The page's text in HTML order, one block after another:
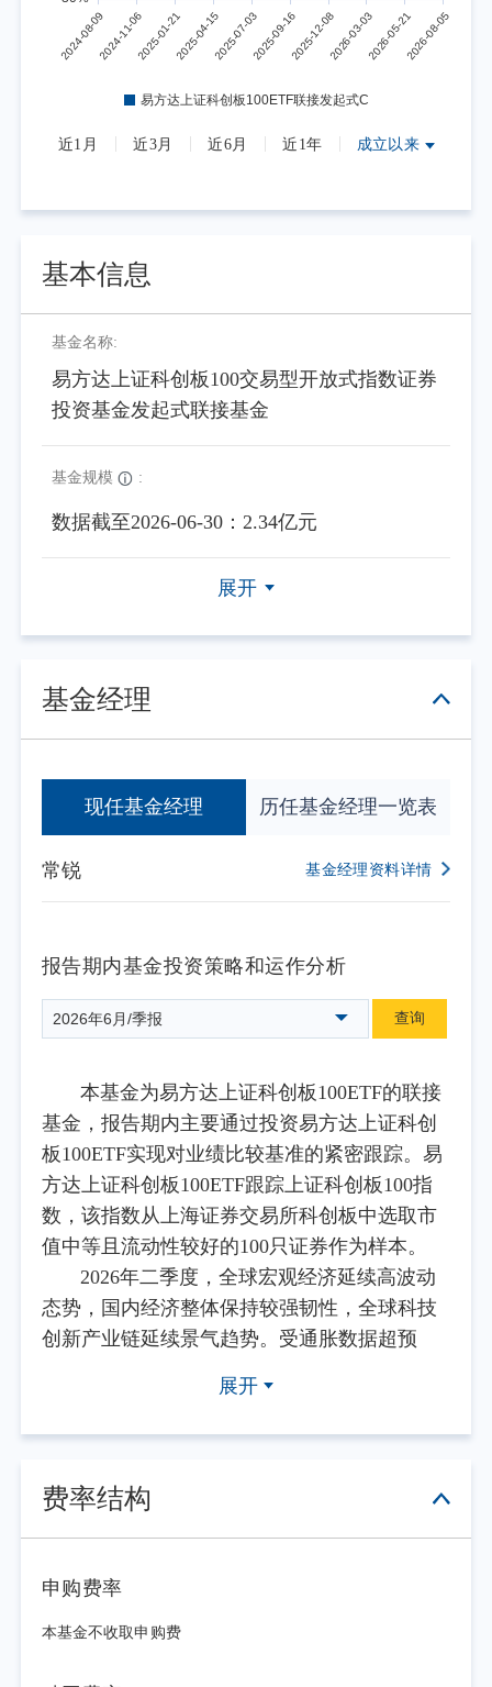
近1月 近3月 近6月 近1年 成立以来
基本信息
基金名称:
易方达上证科创板100交易型开放式指数证券
投资基金发起式联接基金
基金规模 :
数据截至2026-06-30：2.34亿元
展开
基金经理
现任基金经理 历任基金经理一览表
常锐 基金经理资料详情
报告期内基金投资策略和运作分析
2026年6月/季报 查询
本基金为易方达上证科创板100ETF的联接
基金，报告期内主要通过投资易方达上证科创
板100ETF实现对业绩比较基准的紧密跟踪。易
方达上证科创板100ETF跟踪上证科创板100指
数，该指数从上海证券交易所科创板中选取市
值中等且流动性较好的100只证券作为样本。
2026年二季度，全球宏观经济延续高波动
态势，国内经济整体保持较强韧性，全球科技
创新产业链延续景气趋势。受通胀数据超预
松预期边际收敛，金价显著回调。AI与半导体
产业链是二季度全球产业发展的主要亮点，全
多重宏观因素影响下，二季度国内经济运行延
进制造为代表的新质生产力方向持续释放增长
采购经理指数（PMI）为50.3%，比上月上升0.3
展开
费率结构
申购费率
本基金不收取申购费